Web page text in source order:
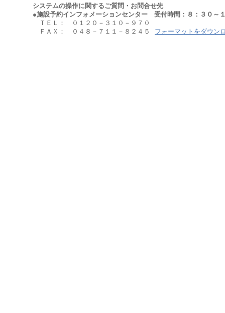
システムの操作に関するご質問・お問合せ先
●施設予約インフォメーションセンター 受付時間：８：３０～
ＴＥＬ： ０１２０－３１０－９７０
ＦＡＸ： ０４８－７１１－８２４５
フォーマットをダウン